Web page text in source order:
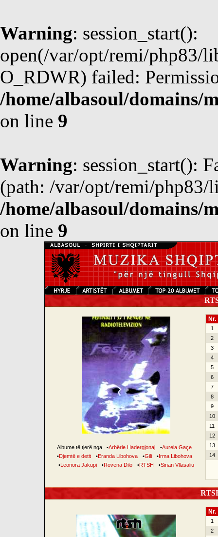
Warning: session_start():
open(/var/opt/remi/php83/
O_RDWR) failed:
/home/albasoul/domains/
on line 9
Warning: session_start():
(path: /var/opt/remi/php83/
/home/albasoul/domains/
on line 9
Albume të tjerë nga •Arbërie Hadergjonaj •Aurela Gaçe
•Djemtë e detit •Eranda Libohova •Gili •Irma Libohova
•Leonora Jakupi •Rovena Dilo •RTSH •Sinan Vllasaliu
Nr.
1
2
3
4
5
6
7
8
9
10
11
12
13
14
Nr.
1
2